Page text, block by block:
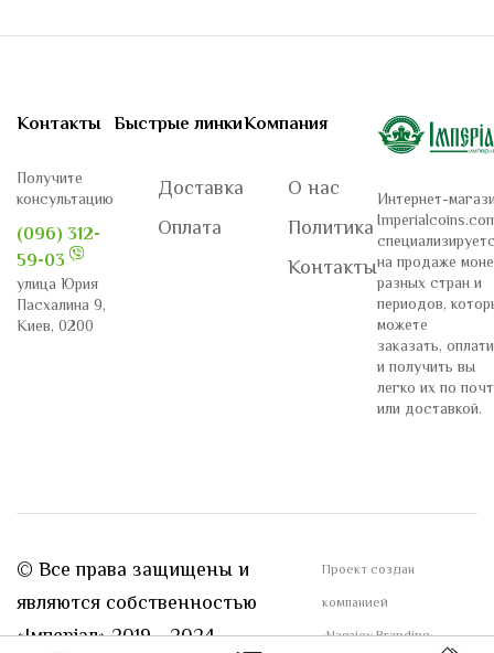
Контакты
Получите
консультацию
(096) 312-
59-03
улица Юрия
Пасхалина 9,
Киев, 0200
Быстрые линки
Доставка
Оплата
Компания
О нас
Политика
Контакты
Интернет-
на продаже
разных стран и
периодов,
можете
заказать,
и получить вы
легко их по
или доставкой.
© Все права защищены и
являются собственностью
«Імперіал» 2019 - 2024
Проект создан
компанией
«Nagaiev Branding»